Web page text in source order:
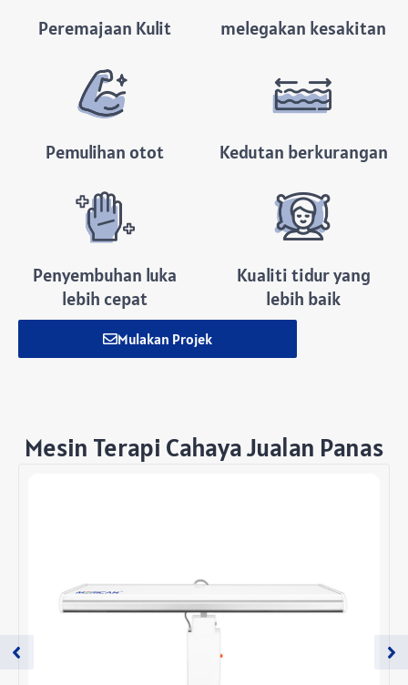
Peremajaan Kulit melegakan kesakitan
Pemulihan otot Kedutan berkurangan
Penyembuhan luka
lebih cepat
Kualiti tidur yang
lebih baik
Mulakan Projek
Mesin Terapi Cahaya Jualan Panas